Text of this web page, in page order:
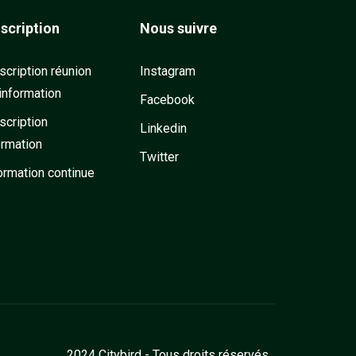
réunion
continue
Nous suivre
Instagram
Facebook
Linkedin
Twitter